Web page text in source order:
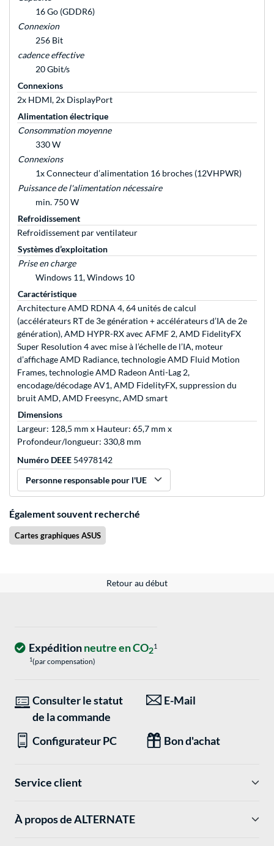
16 Go (GDDR6)
Connexion
256 Bit
cadence effective
20 Gbit/s
Connexions
2x HDMI, 2x DisplayPort
Alimentation électrique
Consommation moyenne
330 W
Connexions
1x Connecteur d’alimentation 16 broches (12VHPWR)
Puissance de l'alimentation nécessaire
min. 750 W
Refroidissement
Refroidissement par ventilateur
Systèmes d’exploitation
Prise en charge
Windows 11, Windows 10
Caractéristique
Architecture AMD RDNA 4, 64 unités de calcul
(accélérateurs RT de 3e génération + accélérateurs d’IA de 2e
génération), AMD HYPR-RX avec AFMF 2, AMD FidelityFX
Super Resolution 4 avec mise à l’échelle de l’IA, moteur
d’affichage AMD Radiance, technologie AMD Fluid Motion
Frames, technologie AMD Radeon Anti-Lag 2,
encodage/décodage AV1, AMD FidelityFX, suppression du
bruit AMD, AMD Freesync, AMD smart
Dimensions
Largeur: 128,5 mm x Hauteur: 65,7 mm x
Profondeur/longueur: 330,8 mm
Numéro DEEE 54978142
Personne responsable pour l'UE
Également souvent recherché
Cartes graphiques ASUS
Retour au début
Expéditionneutre en CO21
1(par compensation)
Consulter le statut
de la commande
E-Mail
Configurateur PC Bon d'achat
Service client
À propos de ALTERNATE